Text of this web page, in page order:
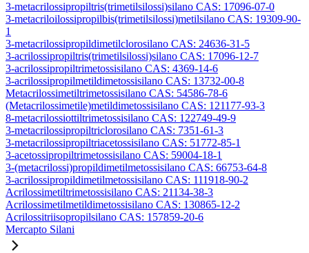
3-metacrilossipropiltris(trimetilsilossi)silano CAS: 17096-07-0
3-metacriloilossipropilbis(trimetilsilossi)metilsilano CAS: 19309-90-
1
3-metacrilossipropildimetilclorosilano CAS: 24636-31-5
3-acrilossipropiltris(trimetilsilossi)silano CAS: 17096-12-7
3-acrilossipropiltrimetossisilano CAS: 4369-14-6
3-acrilossipropilmetildimetossisilano CAS: 13732-00-8
Metacrilossimetiltrimetossisilano CAS: 54586-78-6
(Metacrilossimetile)metildimetossisilano CAS: 121177-93-3
8-metacrilossiottiltrimetossisilano CAS: 122749-49-9
3-metacrilossipropiltriclorosilano CAS: 7351-61-3
3-metacrilossipropiltriacetossisilano CAS: 51772-85-1
3-acetossipropiltrimetossisilano CAS: 59004-18-1
3-(metacrilossi)propildimetilmetossisilano CAS: 66753-64-8
3-acrilossipropildimetilmetossisilano CAS: 111918-90-2
Acrilossimetiltrimetossisilano CAS: 21134-38-3
Acrilossimetilmetildimetossisilano CAS: 130865-12-2
Acrilossitriisopropilsilano CAS: 157859-20-6
Mercapto Silani